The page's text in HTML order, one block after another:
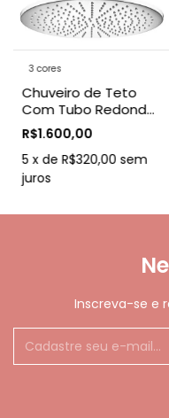
3 cores
Chuveiro de Teto
Com Tubo Redondo
30cm Codda
R$1.600,00
5 x de R$320,00 sem
juros
Inscreva-se e